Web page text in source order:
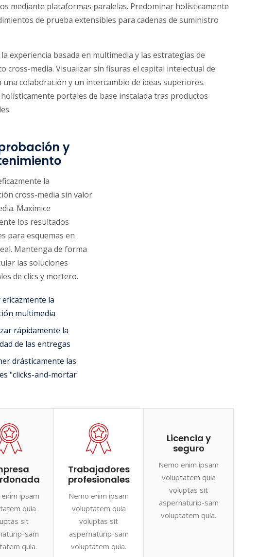
mediante plataformas paralelas. Predominar holísticamente
de prueba extensibles para cadenas de suministro
experiencia basada en multimedia y las estrategias de
cross-media. Visualizar sin fisuras el capital intelectual de
una colaboración y un intercambio de ideas superiores.
portales de base instalada tras productos
y
la
cross-media sin valor
Maximice
los resultados
para esquemas en
Mantenga de forma
las soluciones
de clics y mortero.
la
multimedia
rápidamente la
de las entregas
drásticamente las
"clicks-and-mortar
ipsam
quia
sit
sam
quia.
Trabajadores
profesionales
Nemo enim ipsam
voluptatem quia
voluptas sit
aspernaturip-sam
voluptatem quia.
Licencia y
seguro
Nemo enim ipsam
voluptatem quia
voluptas sit
aspernaturip-sam
voluptatem quia.